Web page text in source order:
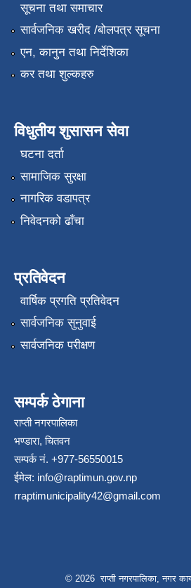
सूचना तथा समाचार
सार्वजनिक खरीद /बोलपत्र सूचना
एन, कानुन तथा निर्देशिका
कर तथा शुल्कहरु
विधुतीय शुसासन सेवा
घटना दर्ता
सामाजिक सुरक्षा
नागरिक वडापत्र
निवेदनको ढाँचा
प्रतिवेदन
वार्षिक प्रगति प्रतिवेदन
सार्वजनिक सुनुवाई
सार्वजनिक परीक्षण
सम्पर्क ठेगाना
राप्ती नगरपालिका
भण्डारा, चितवन
सम्पर्क नं. +977-56550015
ईमेल: info@raptimun.gov.np
rraptimunicipality42@gmail.com
© 2026 राप्ती नगरपालिका, नगर